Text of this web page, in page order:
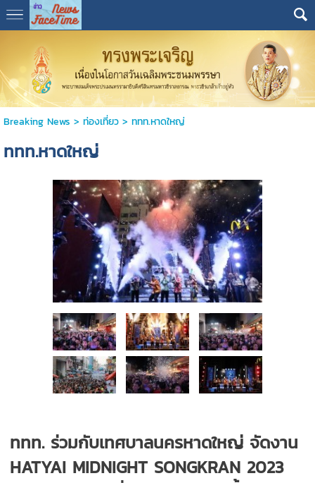
Breaking News > ท่องเที่ยว> ททท.หาดใหญ่
ททท.หาดใหญ่
ททท. ร่วมกับเทศบาลนครหาดใหญ่ จัดงาน
HATYAI MIDNIGHT SONGKRAN 2023